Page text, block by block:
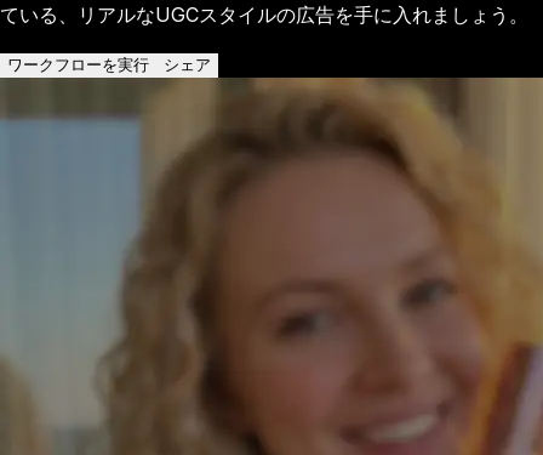
ている、リアルなUGCスタイルの広告を手に入れましょう。
ワークフローを実行 シェア